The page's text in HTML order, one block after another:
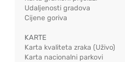
Udaljenosti gradova
Cijene goriva
KARTE
Karta kvaliteta zraka (Uživo)
Karta nacionalni parkovi